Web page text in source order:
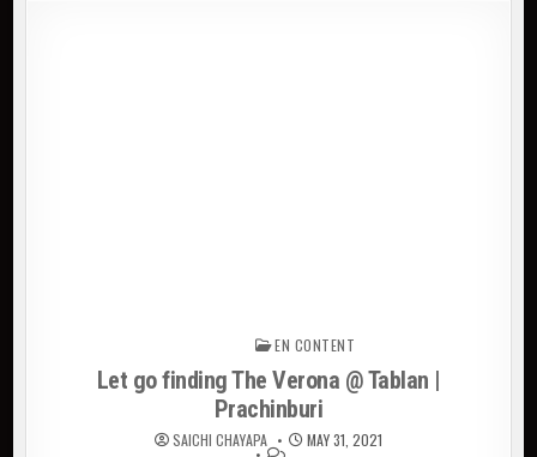
EN CONTENT
Let go finding The Verona @ Tablan |
Prachinburi
SAICHI CHAYAPA
MAY 31, 2021